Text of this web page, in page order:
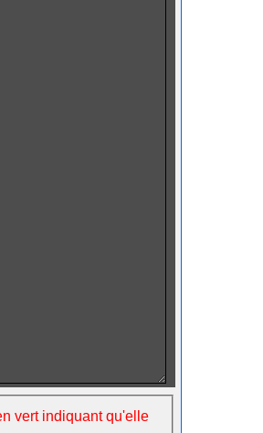
vert indiquant qu'elle